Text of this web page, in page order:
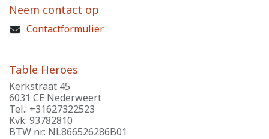
Neem contact op
Contactformulier
Table Heroes
Kerkstraat 45
6031 CE Nederweert
Tel.: +31627322523
Kvk: 93782810
BTW nr.: NL866526286B01